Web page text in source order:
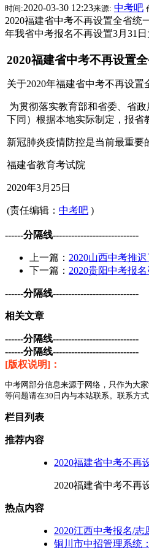
时间:2020-03-30 12:23来源: 中考吧
2020福建省中考不再设置全省统
年我省中考报名不再设置3月31
2020福建省中考不再设置
关于2020年福建省中考不再设
为贯彻落实教育部和省委、省
下同）根据本地实际制定，报省
新冠肺炎疫情防控是当前最重要
福建省教育考试院
2020年3月25日
(责任编辑： 中考吧 )
------分隔线----------------------------
上一篇： 2020山西中考推
下一篇： 2020贵阳中考报
------分隔线----------------------------
相关文章
------分隔线----------------------------
------分隔线----------------------------
[版权说明]：
中考网部分信息来源于网络，只作为大
等问题请在30日内与本站联系。联系方
栏目列表
推荐内容
2020福建省中考不再
2020福建省中考不再
热点内容
2020江西中考报名/志
铜川市中招管理系统